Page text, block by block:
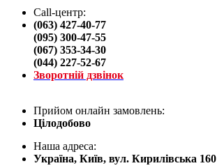
Call-центр:
(063) 427-40-77
(095) 300-47-55
(067) 353-34-30
(044) 227-52-67
Зворотній дзвінок
Прийом онлайн замовлень:
Цілодобово
Наша адреса:
Україна, Київ, вул. Кирилівська 160